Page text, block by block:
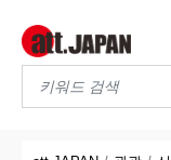
Translations title cont